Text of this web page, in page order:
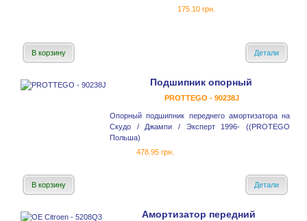
175.10 грн.
В корзину Детали
Подшипник опорный
PROTTEGO - 90238J
Опорный подшипник переднего амортизатора на
Скудо / Джампи / Эксперт 1996- ((PROTEGO
Польша)
478.95 грн.
В корзину Детали
Амортизатор передний